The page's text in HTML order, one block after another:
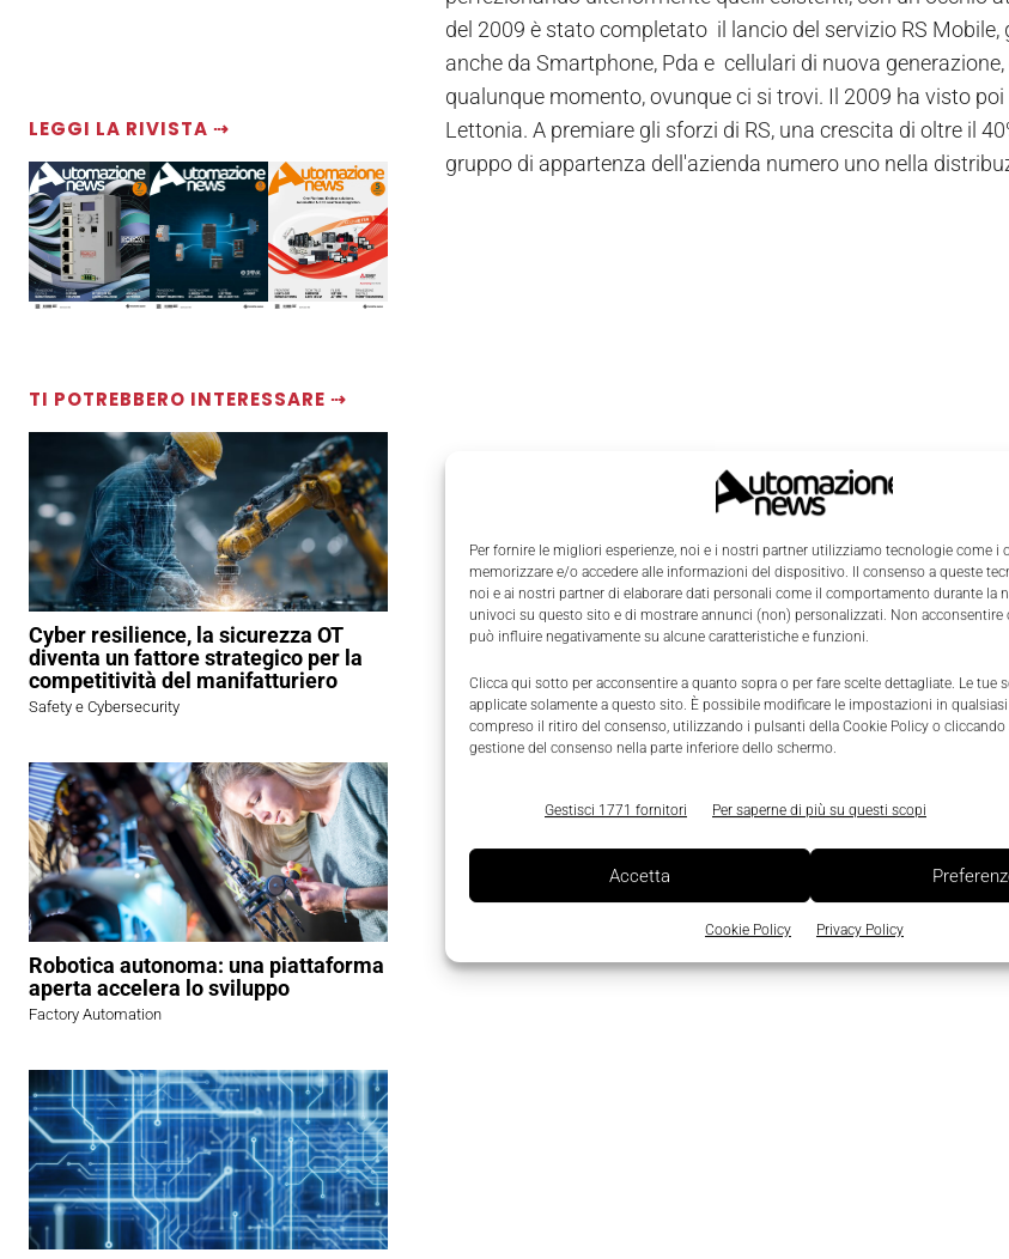
Per fornire le migliori esperienze, noi e i nostri partner utilizziamo tecnologie come i
memorizzare e/o accedere alle informazioni del dispositivo. Il consenso a queste
noi e ai nostri partner di elaborare dati personali come il comportamento durante la
univoci su questo sito e di mostrare annunci (non) personalizzati. Non acconsentire
può influire negativamente su alcune caratteristiche e funzioni.
Clicca qui sotto per acconsentire a quanto sopra o per fare scelte dettagliate. Le tue
applicate solamente a questo sito. È possibile modificare le impostazioni in
compreso il ritiro del consenso, utilizzando i pulsanti della Cookie Policy o
gestione del consenso nella parte inferiore dello schermo.
Gestisci 1771 fornitori Per saperne di più su questi scopi
Accetta
Cookie Policy Privacy Policy
LEGGI LA RIVISTA ⇢
TI POTREBBERO INTERESSARE ⇢
Cyber resilience, la sicurezza OT
diventa un fattore strategico per la
competitività del manifatturiero
Safety e Cybersecurity
Robotica autonoma: una piattaforma
aperta accelera lo sviluppo
Factory Automation
del 2009 è stato completato il lancio del servizio RS
anche da Smartphone, Pda e cellulari di nuova
qualunque momento, ovunque ci si trovi. Il 2009 ha visto
Lettonia. A premiare gli sforzi di RS, una crescita di oltre il
gruppo di appartenza dell'azienda numero uno nella